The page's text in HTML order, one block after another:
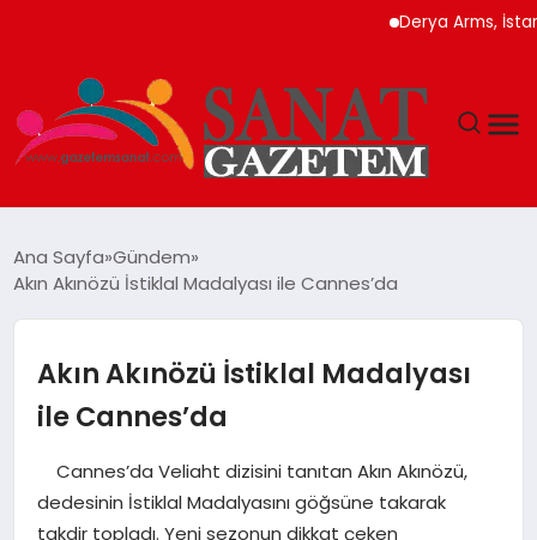
Derya Arms, İstanbul
SIYASET
SPOR
YAŞAM
Ana Sayfa Gündem
Akın Akınözü İstiklal Madalyası ile Cannes’da
Akın Akınözü İstiklal Madalyası
ile Cannes’da
Cannes’da Veliaht dizisini tanıtan Akın Akınözü,
dedesinin İstiklal Madalyasını göğsüne takarak
takdir topladı. Yeni sezonun dikkat çeken